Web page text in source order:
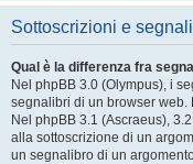
Sottoscrizioni e
Qual è la differenza fra
Nel phpBB 3.0 (Olympus), i
segnalibri di un browser
Nel phpBB 3.1 (Ascraeus),
alla sottoscrizione di un
un segnalibro di un